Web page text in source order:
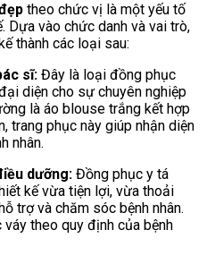
theo chức vị là một yếu tố
Dựa vào chức danh và vai trò,
thành các loại sau:
sĩ: Đây là loại đồng phục
diện cho sự chuyên nghiệp
là áo blouse trắng kết hợp
trang phục này giúp nhận diện
nhân.
dưỡng: Đồng phục y tá
kế vừa tiện lợi, vừa thoải
trợ và chăm sóc bệnh nhân.
theo quy định của bệnh